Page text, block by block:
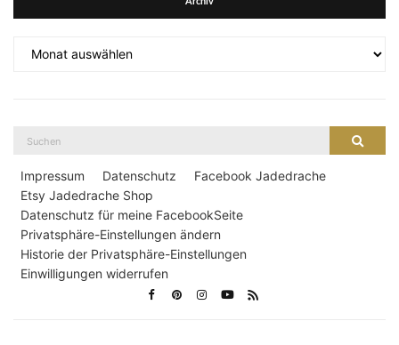
Impressum Datenschutz
Facebook Jadedrache
Etsy Jadedrache Shop
Datenschutz für meine FacebookSeite
Privatsphäre-Einstellungen ändern
Historie der Privatsphäre-Einstellungen
Einwilligungen widerrufen